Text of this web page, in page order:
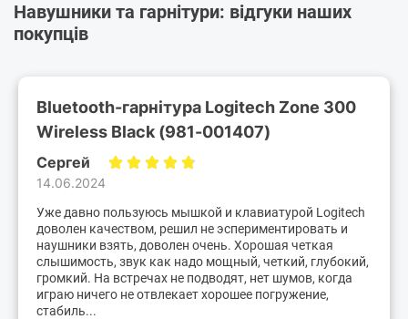
Навушники та гарнітури: відгуки наших
покупців
Bluetooth-гарнітура Logitech Zone 300
Wireless Black (981-001407)
Сергей
14.06.2024
Уже давно пользуюсь мышкой и клавиатурой Logitech
доволен качеством, решил не эспериментировать и
наушники взять, доволен очень. Хорошая четкая
слышимость, звук как надо мощный, четкий, глубокий,
громкий. На встречах не подводят, нет шумов, когда
играю ничего не отвлекает хорошее погружение,
стабиль...